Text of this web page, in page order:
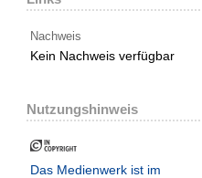
Nachweis
Kein Nachweis verfügbar
Nutzungshinweis
Das Medienwerk ist im